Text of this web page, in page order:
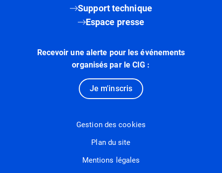
Support technique
Espace presse
Recevoir une alerte pour les événements
organisés par le CIG :
Je m'inscris
Gestion des cookies
Plan du site
Mentions légales